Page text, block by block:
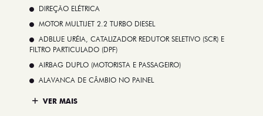
DIREÇÃO ELÉTRICA
MOTOR MULTIJET 2.2 TURBO DIESEL
ADBLUE URÉIA, CATALIZADOR REDUTOR SELETIVO (SCR) E
FILTRO PARTICULADO (DPF)
AIRBAG DUPLO (MOTORISTA E PASSAGEIRO)
ALAVANCA DE CÂMBIO NO PAINEL
VER MAIS